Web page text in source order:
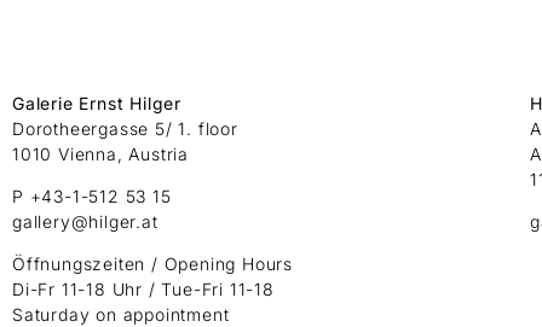
Galerie Ernst Hilger
Dorotheergasse 5/ 1. floor
1010 Vienna, Austria
P +43-1-512 53 15
gallery@hilger.at
Öffnungszeiten / Opening Hours
Di-Fr 11-18 Uhr / Tue-Fri 11-18
Saturday on appointment